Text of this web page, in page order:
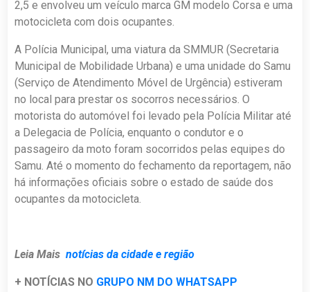
2,5 e envolveu um veículo marca GM modelo Corsa e uma
motocicleta com dois ocupantes.
A Polícia Municipal, uma viatura da SMMUR (Secretaria
Municipal de Mobilidade Urbana) e uma unidade do Samu
(Serviço de Atendimento Móvel de Urgência) estiveram
no local para prestar os socorros necessários. O
motorista do automóvel foi levado pela Polícia Militar até
a Delegacia de Polícia, enquanto o condutor e o
passageiro da moto foram socorridos pelas equipes do
Samu. Até o momento do fechamento da reportagem, não
há informações oficiais sobre o estado de saúde dos
ocupantes da motocicleta.
Leia Mais notícias da cidade e região
+ NOTÍCIAS NO GRUPO NM DO WHATSAPP